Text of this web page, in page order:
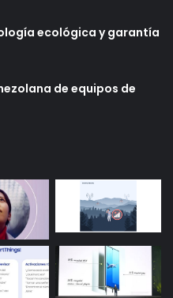
ecológica y garantía
de equipos de